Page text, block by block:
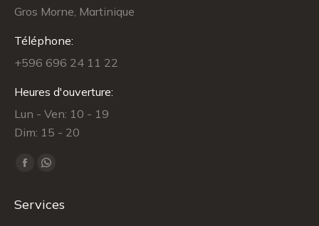
Gros Morne, Martinique
Téléphone:
+596 696 24 11 22
Heures d'ouverture:
Lun - Ven: 10 - 19
Dim: 15 - 20
Trouvez nous sur :
Facebook
opens
WhatsApp
opens
Services